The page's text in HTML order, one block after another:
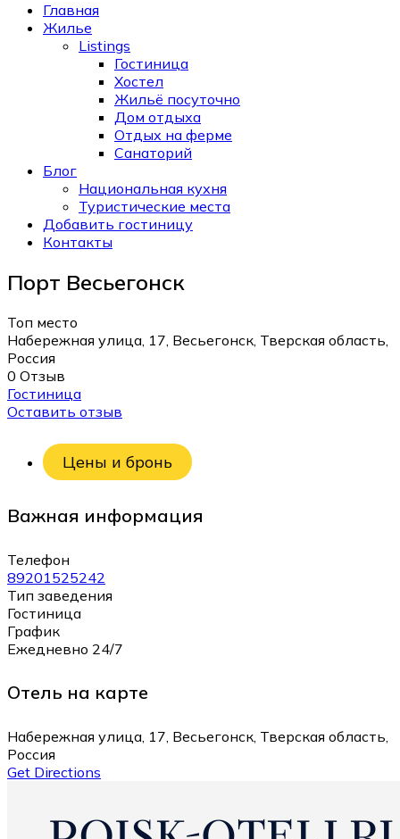
Главная
Жилье
Listings
Гостиница
Хостел
Жильё посуточно
Дом отдыха
Отдых на ферме
Санаторий
Блог
Национальная кухня
Туристические места
Добавить гостиницу
Контакты
Порт Весьегонск
Топ место
Набережная улица, 17, Весьегонск, Тверская область,
Россия
0 Отзыв
Гостиница
Оставить отзыв
Цены и бронь
Важная информация
Телефон
89201525242
Тип заведения
Гостиница
График
Ежедневно 24/7
Отель на карте
Набережная улица, 17, Весьегонск, Тверская область,
Россия
Get Directions